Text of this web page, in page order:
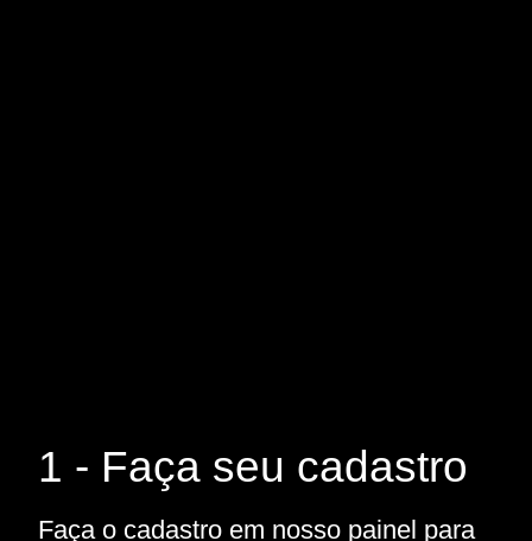
1 - Faça seu cadastro
Faça o cadastro em nosso painel para